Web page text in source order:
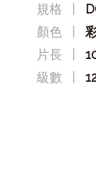
規格
顏色
片長
級數